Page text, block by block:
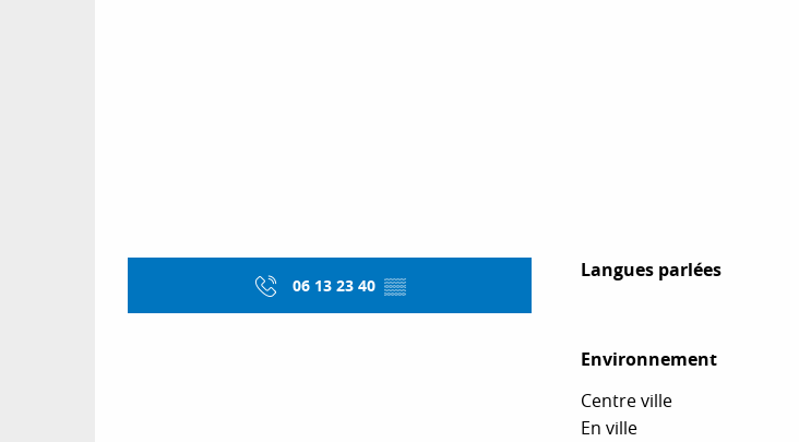
06 13 23 40 ▒▒
Langues parlées
Langues parlées
Environnement
Environnement
Centre ville
En ville